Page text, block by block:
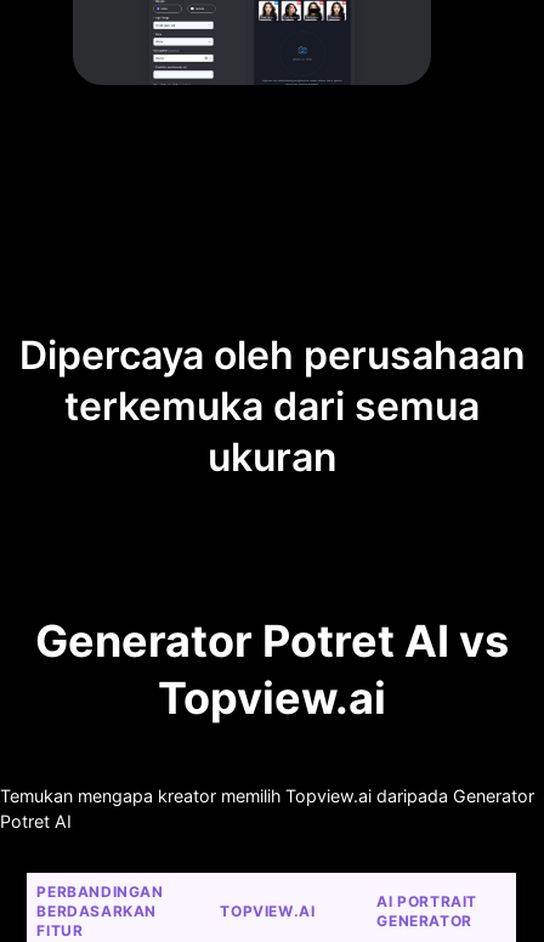
Dipercaya oleh perusahaan
terkemuka dari semua
ukuran
Generator Potret AI vs
Topview.ai
Temukan mengapa kreator memilih Topview.ai daripada Generator
Potret AI
PERBANDINGAN
BERDASARKAN
FITUR
TOPVIEW.AI
AI PORTRAIT
GENERATOR